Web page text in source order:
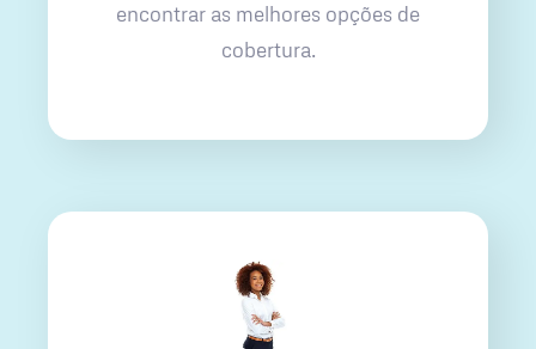
encontrar as melhores opções de
cobertura.